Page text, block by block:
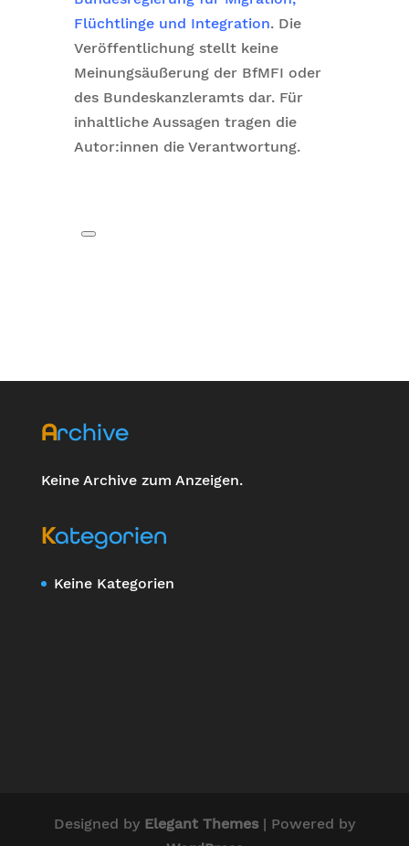
Flüchtlinge und Integration. Die
Veröffentlichung stellt keine
Meinungsäußerung der BfMFI oder
des Bundeskanzleramts dar. Für
inhaltliche Aussagen tragen die
Autor:innen die Verantwortung.
Archive
Keine Archive zum Anzeigen.
Kategorien
Keine Kategorien
Designed by Elegant Themes| Powered by